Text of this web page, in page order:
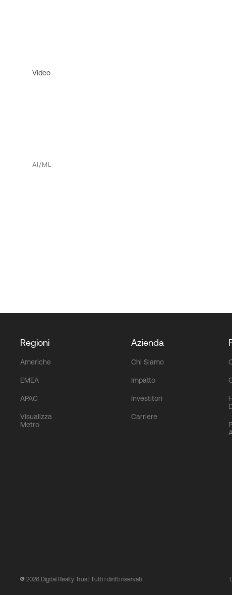
Video
AI/ML
Regioni
Americhe
EMEA
APAC
Visualizza
Metro
Azienda
Chi Siamo
Impatto
Investitori
Carriere
2026 Digital Realty Trust Tutti i diritti riservati